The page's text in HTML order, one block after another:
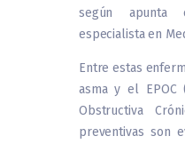
según
especialista en
Entre estas
asma y el EPOC
Obstructiva
preventivas son